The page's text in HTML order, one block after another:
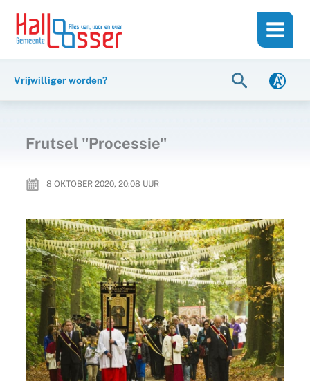
inhoud
naar
Vrijwilliger worden? Zoeken
Frutsel "Processie"
8 OKTOBER 2020, 20:08 UUR